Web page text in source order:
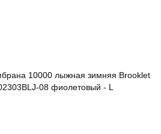
10000 лыжная зимняя Brooklet
08 фиолетовый - L